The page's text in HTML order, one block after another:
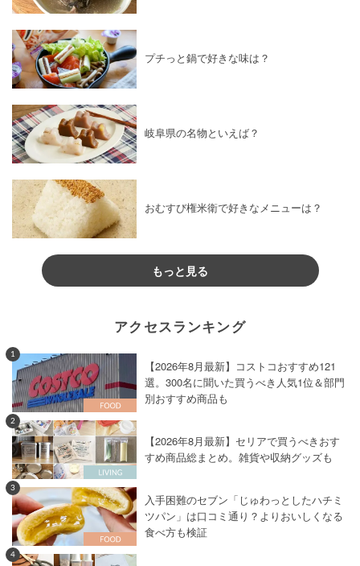
プチっと鍋で好きな味は？
岐阜県の名物といえば？
おむすび権米衛で好きなメニューは？
もっと見る
アクセスランキング
1
【2026年8月最新】コストコおすすめ121
選。300名に聞いた買うべき人気1位＆部門
別おすすめ商品も
2
【2026年8月最新】セリアで買うべきおす
すめ商品総まとめ。雑貨や収納グッズも
3
入手困難のセブン「じゅわっとしたハチミ
ツパン」は口コミ通り？よりおいしくなる
食べ方も検証
4